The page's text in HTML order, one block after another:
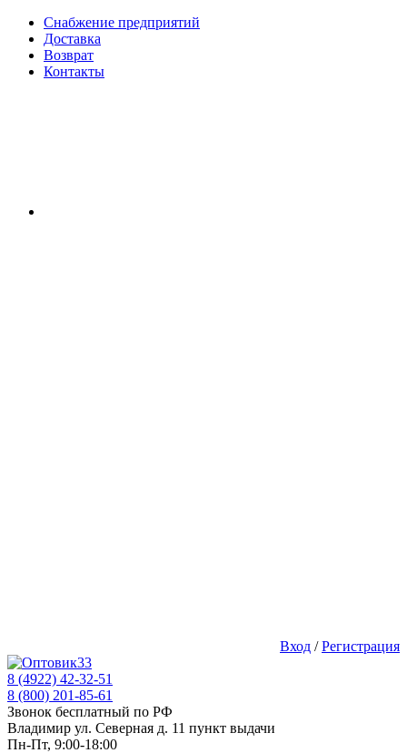
Снабжение предприятий
Доставка
Возврат
Контакты
Вход /Регистрация
8 (4922) 42-32-51
8 (800) 201-85-61
Звонок бесплатный по РФ
Владимир ул. Северная д. 11 пункт выдачи
Пн-Пт, 9:00-18:00